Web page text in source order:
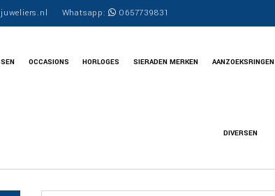
Whatsapp: 0657739831
OCCASIONS HORLOGES SIERADEN MERKEN AANZOEKSRINGEN
DIVERSEN